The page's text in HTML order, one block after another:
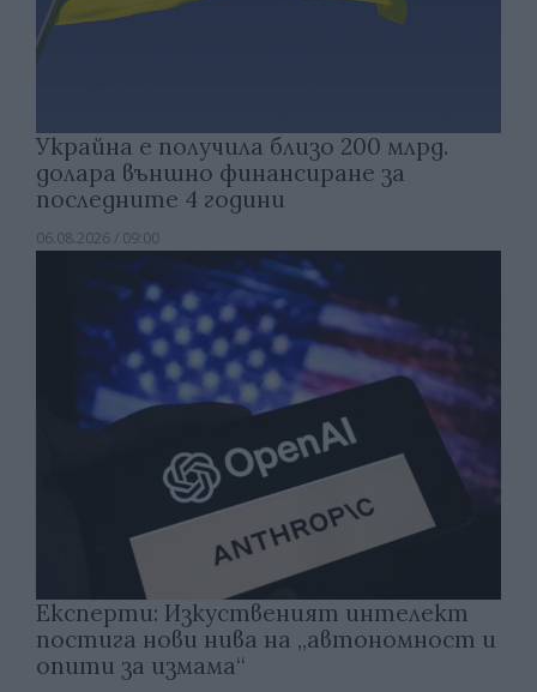
Украйна е получила близо 200 млрд.
долара външно финансиране за
последните 4 години
06.08.2026 / 09:00
Експерти: Изкуственият интелект
постига нови нива на „автономност и
опити за измама“